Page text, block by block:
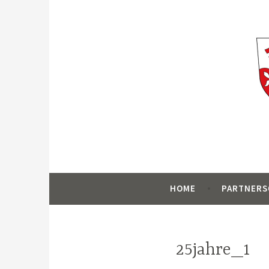
Homepage für die Städtepartnerschaft
HOME
25jahre_1